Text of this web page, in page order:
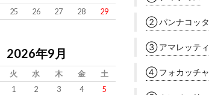
② パンナコッタ
③ アマレッティ
④ フォカッチャ
25 26 27 28
29
2026年9月
火 水 木 金
土
1
2 3 4
5